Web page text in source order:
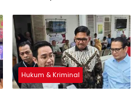
Hukum & Kriminal